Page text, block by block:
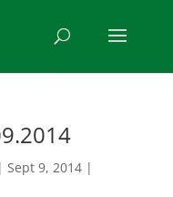
Sept 9, 2014|